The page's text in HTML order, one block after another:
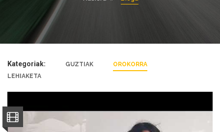
Kategoriak: GUZTIAK
OROKORRA
LEHIAKETA